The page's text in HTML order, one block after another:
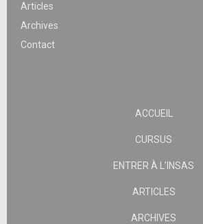
Articles
Archives
Contact
ACCUEIL
CURSUS
ENTRER À L’INSAS
ARTICLES
ARCHIVES